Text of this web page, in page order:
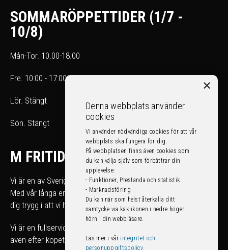
SOMMARÖPPETTIDER (1/7 -
10/8)
Mån-Tor. 10.00-18.00
Fre. 10:00 - 17:00
Lör. Stängt
Sön. Stängt
M FRITID
Vi är en av Sveriges största fritidsfordonshandlare.
Med vår långa erfarenhet kan du som köpare känna
dig trygg i att vi hjälper dig att hitta rätt fordon för just dig.
Vi är en fullserviceanläggning som tar hand om ditt fordon
även efter köpet!
×
Denna webbplats använder
cookies
Vi använder nödvändiga cookies för att vår
webbplats ska fungera för dig.
På webbplatsen finns även cookies som
du kan välja själv som förbättrar din
upplevelse:
- Funktioner, Prestanda och statistik.
- Marknadsföring
Du kan när som helst återkalla ditt
samtycke via kak-ikonen i nedre höger
hörn i din webbläsare.
Läs mer i vår integritet och
personuppgiftspolicy.